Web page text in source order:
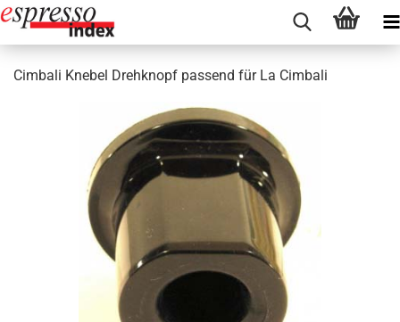
Cimbali Knebel Drehknopf passend für La Cimbali